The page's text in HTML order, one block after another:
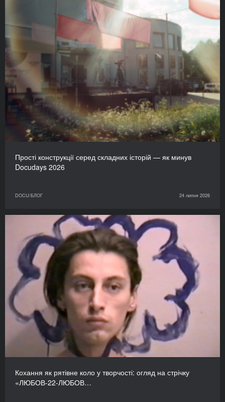
Прості конструкції серед складних історій — як минув
Docudays 2026
DOCU/БЛОГ 24 липня 2026
Кохання як рятівне коло у творчості: огляд на стрічку
«ЛЮБОВ-22-ЛЮБОВ…